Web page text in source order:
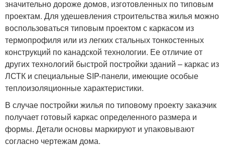
значительно дороже домов, изготовленных по типовым
проектам. Для удешевления строительства жилья можно
воспользоваться типовым проектом с каркасом из
термопрофиля или из легких стальных тонкостенных
конструкций по канадской технологии. Ее отличие от
других технологий быстрой постройки зданий – каркас из
ЛСТК и специальные SIP-панели, имеющие особые
теплоизоляционные характеристики.
В случае постройки жилья по типовому проекту заказчик
получает готовый каркас определенного размера и
формы. Детали основы маркируют и упаковывают
согласно чертежам дома.